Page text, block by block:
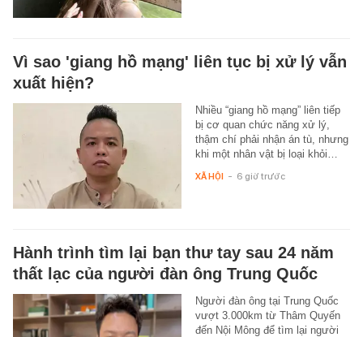
Vì sao 'giang hồ mạng' liên tục bị xử lý vẫn
xuất hiện?
Nhiều “giang hồ mạng” liên tiếp
bị cơ quan chức năng xử lý,
thậm chí phải nhận án tù, nhưng
khi một nhân vật bị loại khỏi…
XÃ HỘI - 6 giờ trước
Hành trình tìm lại bạn thư tay sau 24 năm
thất lạc của người đàn ông Trung Quốc
Người đàn ông tại Trung Quốc
vượt 3.000km từ Thâm Quyến
đến Nội Mông để tìm lại người